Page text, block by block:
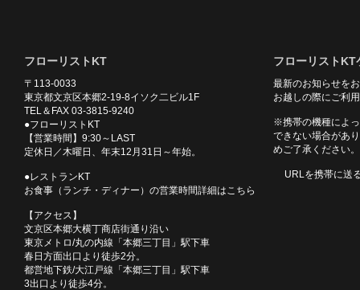
フローリストKT
〒113-0033
東京都文京区本郷2-19-8イソク二ビル1F
TEL＆FAX 03-3815-9240
●フローリストKT
【営業時間】9:30～LAST
定休日／木曜日、年末12月31日～年始。
●レストランKT
お食事（ランチ・ディナー）の営業時間詳細はこちら
【アクセス】
文京区本郷大横丁商店街通り沿い
東京メトロ/丸の内線「本郷三丁目」駅下車
春日方面出口より徒歩2分。
都営地下鉄/大江戸線「本郷三丁目」駅下車
3出口より徒歩4分。
フローリストKT
最新のお知らせを
お越しの際にご利
※携帯の機種によ
できない場合があ
めご了承ください。
URLを携帯に送